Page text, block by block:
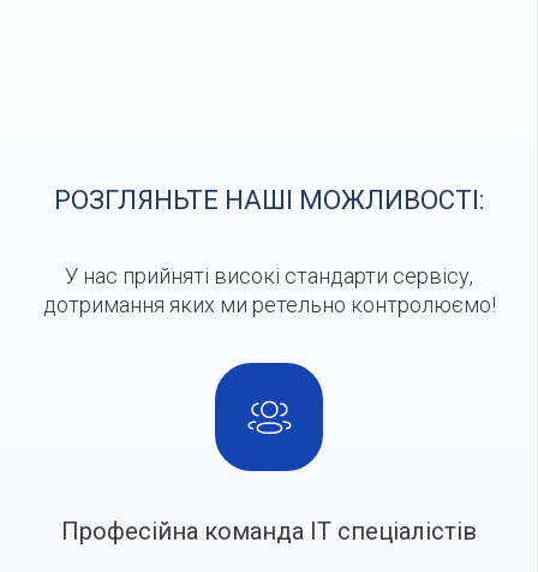
РОЗГЛЯНЬТЕ НАШІ МОЖЛИВОСТІ:
У нас прийняті високі стандарти сервісу,
дотримання яких ми ретельно контролюємо!
Професійна команда IT спеціалістів